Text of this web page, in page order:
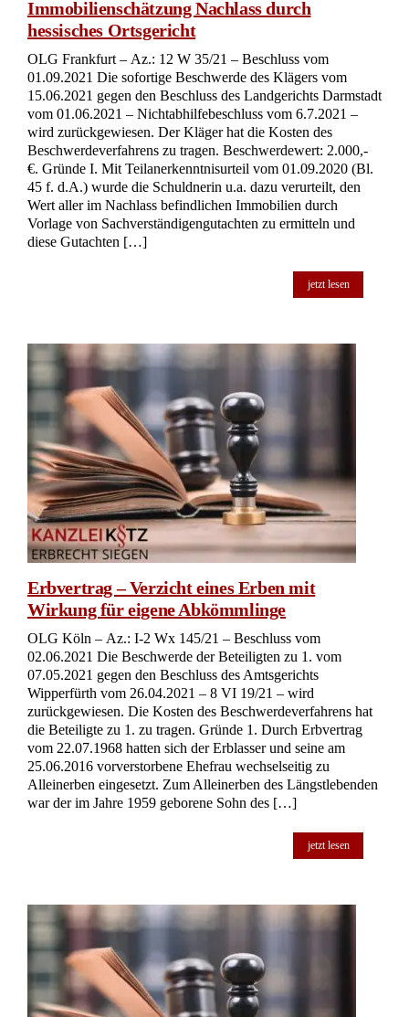
Immobilienschätzung Nachlass durch
hessisches Ortsgericht
OLG Frankfurt – Az.: 12 W 35/21 – Beschluss vom
01.09.2021 Die sofortige Beschwerde des Klägers vom
15.06.2021 gegen den Beschluss des Landgerichts Darmstadt
vom 01.06.2021 – Nichtabhilfebeschluss vom 6.7.2021 –
wird zurückgewiesen. Der Kläger hat die Kosten des
Beschwerdeverfahrens zu tragen. Beschwerdewert: 2.000,-
€. Gründe I. Mit Teilanerkenntnisurteil vom 01.09.2020 (Bl.
45 f. d.A.) wurde die Schuldnerin u.a. dazu verurteilt, den
Wert aller im Nachlass befindlichen Immobilien durch
Vorlage von Sachverständigengutachten zu ermitteln und
diese Gutachten […]
jetzt lesen
Erbvertrag – Verzicht eines Erben mit
Wirkung für eigene Abkömmlinge
OLG Köln – Az.: I-2 Wx 145/21 – Beschluss vom
02.06.2021 Die Beschwerde der Beteiligten zu 1. vom
07.05.2021 gegen den Beschluss des Amtsgerichts
Wipperfürth vom 26.04.2021 – 8 VI 19/21 – wird
zurückgewiesen. Die Kosten des Beschwerdeverfahrens hat
die Beteiligte zu 1. zu tragen. Gründe 1. Durch Erbvertrag
vom 22.07.1968 hatten sich der Erblasser und seine am
25.06.2016 vorverstorbene Ehefrau wechselseitig zu
Alleinerben eingesetzt. Zum Alleinerben des Längstlebenden
war der im Jahre 1959 geborene Sohn des […]
jetzt lesen